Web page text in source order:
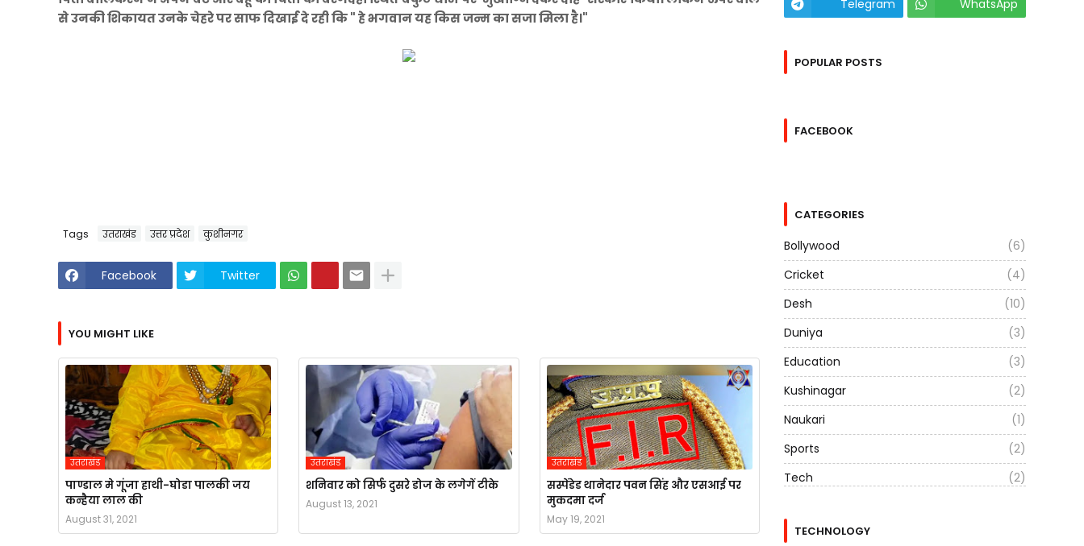
से उनकी शिकायत उनके चेहरे पर साफ दिखाई दे रही कि " हे भगवान यह किस जन्म का सजा मिला है।"
Tags उतराखंड उत्तर प्रदेश कुशीनगर
Facebook Twitter
YOU MIGHT LIKE
उतराखंड
पाण्डाल मे गूंजा हाथी-घोडा पालकी जय
कन्हैया लाल की
August 31, 2021
उतराखंड
शनिवार को सिर्फ दुसरे डोज के लगेगें टीके
August 13, 2021
उतराखंड
सस्पेंडेड थानेदार पवन सिंह और एसआई पर
मुकदमा दर्ज
May 19, 2021
Telegram
WhatsApp
POPULAR POSTS
FACEBOOK
CATEGORIES
Bollywood
(6)
Cricket
(4)
Desh
(10)
Duniya
(3)
Education
(3)
Kushinagar
(2)
Naukari
(1)
Sports
(2)
Tech
(2)
TECHNOLOGY